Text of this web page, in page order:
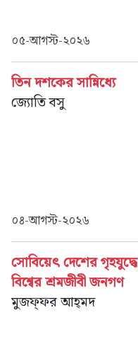
০৫-আগস্ট-২০২৬
তিন দশকের সান্নিধ্যে
জ্যোতি বসু
০৪-আগস্ট-২০২৬
সোবিয়েৎ দেশের গৃহযুদ্ধে
বিশ্বের শ্রমজীবী জনগণ
মুজফ্‌ফর আহ্‌মদ